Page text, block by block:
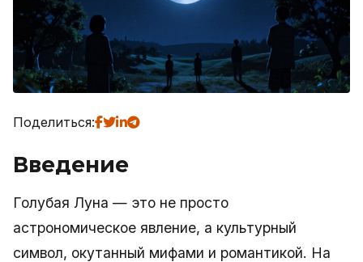
Поделиться:
Введение
Голубая Луна — это не просто
астрономическое явление, а культурный
символ, окутанный мифами и романтикой. На